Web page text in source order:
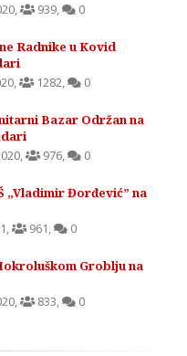
, 939, 0
Radnike u Kovid
, 1282, 0
Bazar Održan na
, 976, 0
„Vladimir Đorđević” na
, 961, 0
Groblju na
, 833, 0